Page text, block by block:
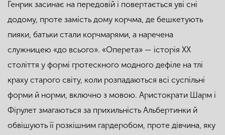
Генрик засинає на передовій і повертається уві сні
додому, проте замість дому корчма, де бешкетують
пияки, батьки стали корчмарями, а наречена
служницею «до всього». «Оперета» — історія ХХ
століття у формі гротескного модного дефіле на тлі
краху старого світу, коли розпадаються всі суспільні
форми й норми, включно з мовою. Аристократи Шарм і
Фірулет змагаються за прихильність Альбертинки й
обвішують її розкішним гардеробом, проте дівчина, яку